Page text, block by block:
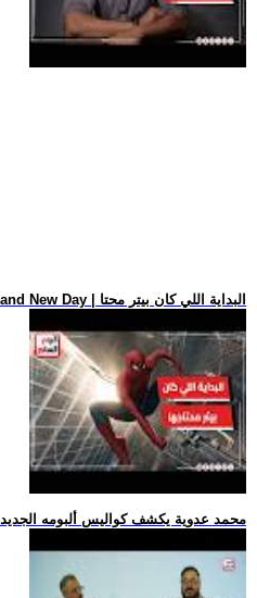
.. فيلم Spider-Man: Brand New Day | البداية اللي كان بيتر محتا
.. محمد عدوية يكشف كواليس ألبومه